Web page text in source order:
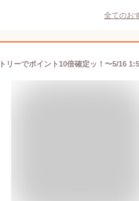
全てのお